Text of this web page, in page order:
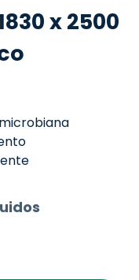
x 2500